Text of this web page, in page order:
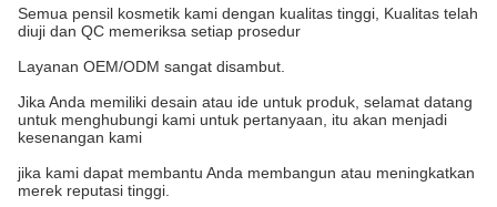
Semua pensil kosmetik kami dengan kualitas tinggi, Kualitas telah
diuji dan QC memeriksa setiap prosedur
Layanan OEM/ODM sangat disambut.
Jika Anda memiliki desain atau ide untuk produk, selamat datang
untuk menghubungi kami untuk pertanyaan, itu akan menjadi
kesenangan kami
jika kami dapat membantu Anda membangun atau meningkatkan
merek reputasi tinggi.